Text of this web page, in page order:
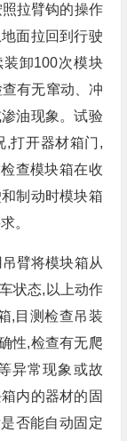
拉臂钩的操作
面拉回到行驶
卸100次模块
有无窜动、冲
油现象。试验
,打开器材箱门,
查模块箱在收
制动时模块箱
。
臂将模块箱从
状态,以上动作
,目测检查吊装
性,检查有无爬
异常现象或故
内的器材的固
否能自动固定